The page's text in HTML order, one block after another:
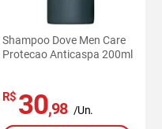
Shampoo Dove Men Care
Protecao Anticaspa 200ml
R$ 30,98 /Un.